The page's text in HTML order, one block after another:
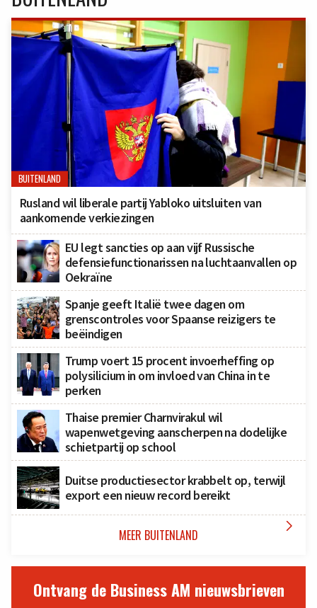
BUITENLAND
Rusland wil liberale partij Yabloko uitsluiten van
aankomende verkiezingen
EU legt sancties op aan vijf Russische
defensiefunctionarissen na luchtaanvallen op
Oekraïne
Spanje geeft Italië twee dagen om
grenscontroles voor Spaanse reizigers te
beëindigen
Trump voert 15 procent invoerheffing op
polysilicium in om invloed van China in te
perken
Thaise premier Charnvirakul wil
wapenwetgeving aanscherpen na dodelijke
schietpartij op school
Duitse productiesector krabbelt op, terwijl
export een nieuw record bereikt
MEER BUITENLAND 
Ontvang de Business AM nieuwsbrieven